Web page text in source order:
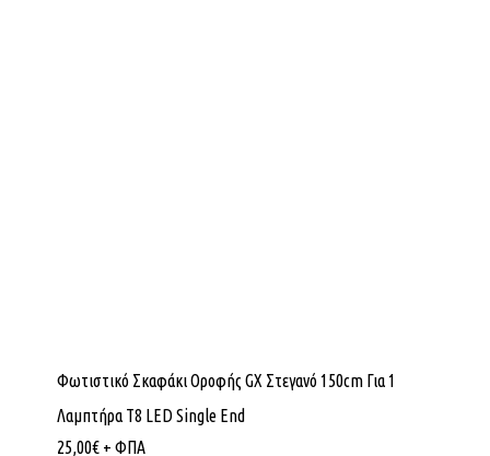
Φωτιστικό Σκαφάκι Οροφής GX Στεγανό 150cm Για 1
Λαμπτήρα T8 LED Single End
25,00€ + ΦΠΑ